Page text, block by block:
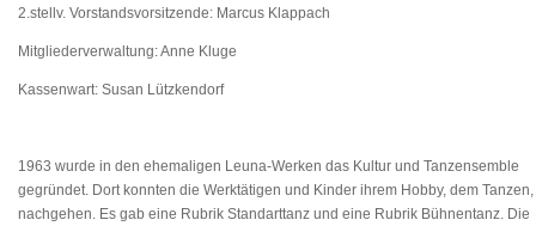
2.stellv. Vorstandsvorsitzende: Marcus Klappach
Mitgliederverwaltung: Anne Kluge
Kassenwart: Susan Lützkendorf
1963 wurde in den ehemaligen Leuna-Werken das Kultur und Tanzensemble
gegründet. Dort konnten die Werktätigen und Kinder ihrem Hobby, dem Tanzen,
nachgehen. Es gab eine Rubrik Standarttanz und eine Rubrik Bühnentanz. Die